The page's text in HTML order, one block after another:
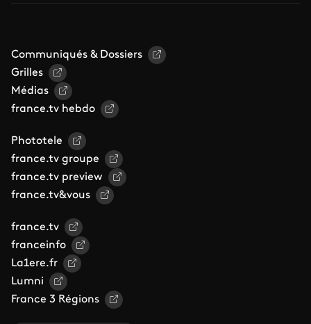
Communiqués & Dossiers
Grilles
Médias
france.tv hebdo
Phototele
france.tv groupe
france.tv preview
france.tv&vous
france.tv
franceinfo
La1ere.fr
Lumni
France 3 Régions